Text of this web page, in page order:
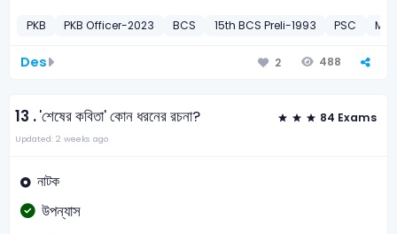
PKB PKB Officer-2023 BCS 15th BCS Preli-1993 PSC
Des 2 488
13 .'শেষের কবিতা' কোন ধরনের রচনা? 84 Exams
Updated: 2 weeks ago
নাটক
উপন্যাস